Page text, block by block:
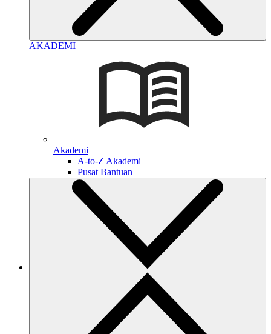
AKADEMI
Akademi
A-to-Z Akademi
Pusat Bantuan